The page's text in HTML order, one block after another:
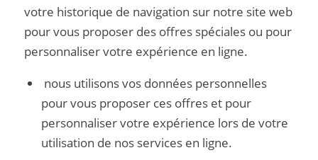
votre historique de navigation sur notre site web
pour vous proposer des offres spéciales ou pour
personnaliser votre expérience en ligne.
nous utilisons vos données personnelles
pour vous proposer ces offres et pour
personnaliser votre expérience lors de votre
utilisation de nos services en ligne.